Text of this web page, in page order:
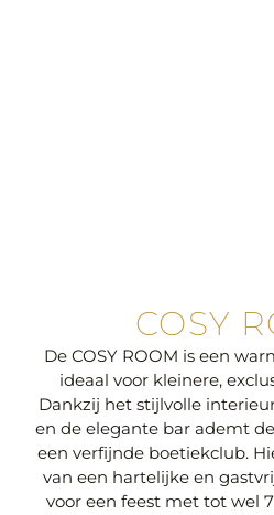
COSY
De COSY ROOM is een
ideaal voor kleinere,
Dankzij het stijlvolle
en de elegante bar ademt
een verfijnde boetiekclub.
van een hartelijke en
voor een feest met tot wel